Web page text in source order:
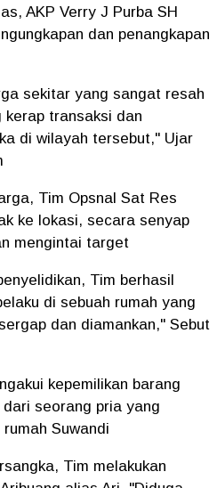
AKP Verry J Purba SH
dan penangkapan
sekitar yang sangat resah
transaksi dan
di wilayah tersebut," Ujar
Tim Opsnal Sat Res
ke lokasi, secara senyap
mengintai target
Tim berhasil
di sebuah rumah yang
dan diamankan," Sebut
kepemilikan barang
seorang pria yang
Suwandi
Tim melakukan